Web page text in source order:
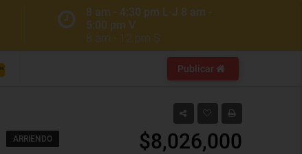
8 am - 4:30 pm L-J 8 am -
5:00 pm V
8 am - 12 pm S
Publicar
ARRIENDO $8,026,000